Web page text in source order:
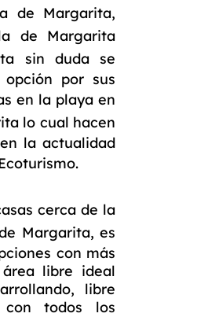
de Margarita,
de Margarita
sin duda se
por sus
en la playa en
lo cual hacen
la actualidad
.
cerca de la
Margarita, es
con más
libre ideal
libre
todos los